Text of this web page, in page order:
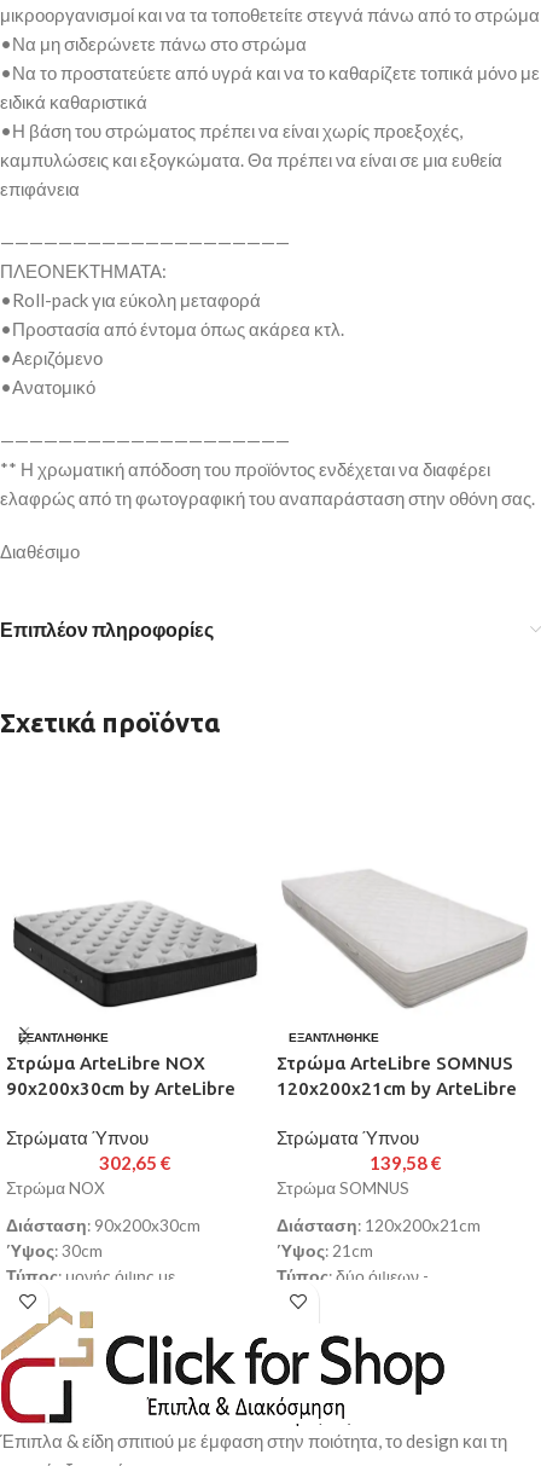
μικροοργανισμοί και να τα τοποθετείτε στεγνά πάνω από το στρώμα
•Να μη σιδερώνετε πάνω στο στρώμα
•Να το προστατεύετε από υγρά και να το καθαρίζετε τοπικά μόνο με
ειδικά καθαριστικά
•Η βάση του στρώματος πρέπει να είναι χωρίς προεξοχές,
καμπυλώσεις και εξογκώματα. Θα πρέπει να είναι σε μια ευθεία
επιφάνεια
————————————————————
ΠΛΕΟΝΕΚΤΗΜΑΤΑ:
•Roll-pack για εύκολη μεταφορά
•Προστασία από έντομα όπως ακάρεα κτλ.
•Αεριζόμενο
•Ανατομικό
————————————————————
** Η χρωματική απόδοση του προϊόντος ενδέχεται να διαφέρει
ελαφρώς από τη φωτογραφική του αναπαράσταση στην οθόνη σας.
Διαθέσιμο
Επιπλέον πληροφορίες
Σχετικά προϊόντα
ΕΞΑΝΤΛΉΘΗΚΕ
Στρώμα ArteLibre NOX
90x200x30cm by ArteLibre
Στρώματα Ύπνου
302,65 €
Στρώμα NOX
Διάσταση: 90x200x30cm
Ύψος: 30cm
Τύπος: μονής όψης με
ενσωματωμένο ανώστρωμα
Eurotop
Σκληρότητα
: μέτριο
Ύφασμα
: tencel
Εγγύηση
: 6 χρόνια
Σύνθεση Στρώματος:
ΕΞΑΝΤΛΉΘΗΚΕ
Στρώμα ArteLibre SOMNUS
120x200x21cm by ArteLibre
Στρώματα Ύπνου
139,58€
Στρώμα SOMNUS
Διάσταση: 120x200x21cm
Ύψος: 21cm
Τύπος: δύο όψεων -
αντιβακτηριακό (Ultra Fresh)
Ύφασμα: αντιβακτηριακό
Εγγύηση: 4 χρόνια
Σύνθεση Στρώματος:
Ύφασμα με επεξεργασία Ultra
Έπιπλα & είδη σπιτιού με έμφαση στην ποιότητα, το design και τη